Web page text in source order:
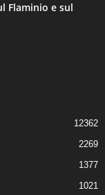
Flaminio e sul
12362
2269
1377
1021